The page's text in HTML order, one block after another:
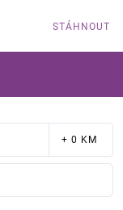
STÁHNOUT
+ 0 KM